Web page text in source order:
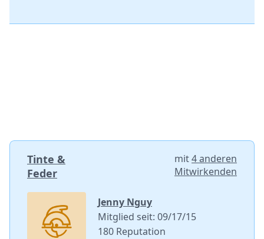
Tinte &
Feder
mit4 anderen
Mitwirkenden
Jenny Nguy
Mitglied seit: 09/17/15
180 Reputation